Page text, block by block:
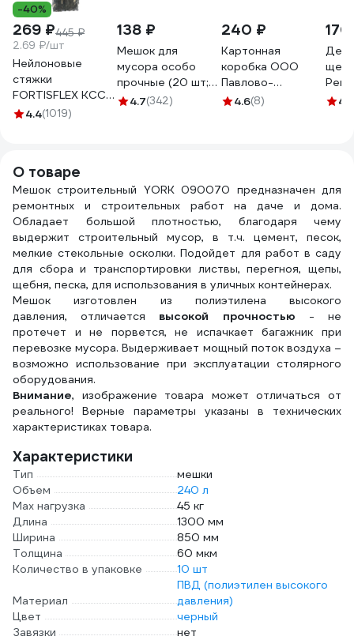
-40%
269 ₽445 ₽
2.69 ₽/шт
Нейлоновые
стяжки
FORTISFLEX КСС
5х300 черный
4.4(1019)
138 ₽
Мешок для
мусора особо
прочные (20 шт;
35 л) с завязками
4.7(342)
240 ₽
Картонная
коробка ООО
Павлово-
Посадский
4.6(8) 4.8
О товаре
Мешок строительный YORK 090070 предназначен для
ремонтных и строительных работ на даче и дома.
Обладает большой плотностью, благодаря чему
выдержит строительный мусор, в т.ч. цемент, песок,
мелкие стекольные осколки. Подойдет для работ в саду
для сбора и транспортировки листвы, перегноя, щепы,
щебня, песка, для использования в уличных контейнерах.
Мешок изготовлен из полиэтилена высокого
давления, отличается высокой прочностью - не
протечет и не порвется, не испачкает багажник при
перевозке мусора. Выдерживает мощный поток воздуха –
возможно использование при эксплуатации столярного
оборудования.
Внимание, изображение товара может отличаться от
реального! Верные параметры указаны в технических
характеристиках товара.
Характеристики
Тип
мешки
Объем
240 л
Max нагрузка
45 кг
Длина
1300 мм
Ширина
850 мм
Толщина
60 мкм
Количество в упаковке
10 шт
Материал
ПВД (полиэтилен высокого
давления)
Цвет
черный
Завязки
нет